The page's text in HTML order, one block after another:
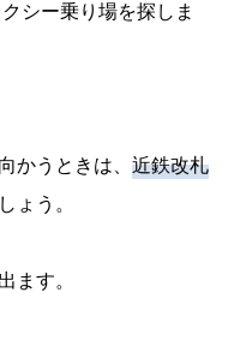
シー乗り場を探しま
かうときは、 近鉄改札
ょう。
ます。